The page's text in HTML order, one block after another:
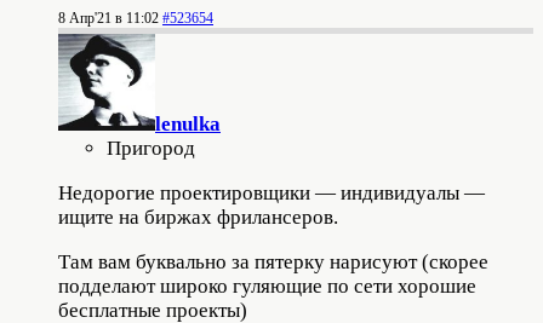
8 Апр'21 в 11:02 #523654
lenulka
Пригород
Недорогие проектировщики — индивидуалы —
ищите на биржах фрилансеров.
Там вам буквально за пятерку нарисуют (скорее
подделают широко гуляющие по сети хорошие
бесплатные проекты)